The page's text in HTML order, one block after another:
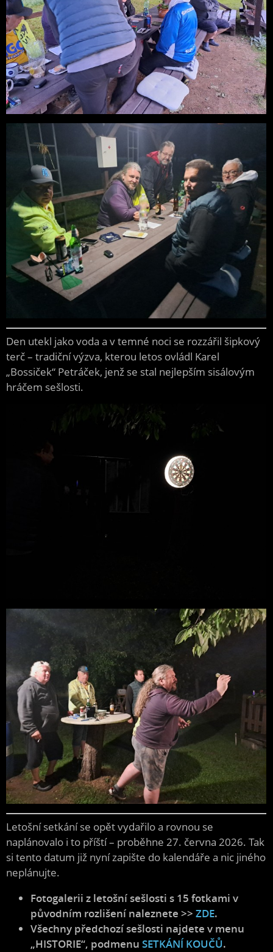
Den utekl jako voda a v temné noci se rozzářil šipkový
terč – tradiční výzva, kterou letos ovládl Karel
„Bossiček“ Petráček, jenž se stal nejlepším sisálovým
hráčem sešlosti.
Letošní setkání se opět vydařilo a rovnou se
naplánovalo i to příští – proběhne 27. června 2026. Tak
si tento datum již nyní zapište do kalendáře a nic jiného
neplánujte.
Fotogalerii z letošní sešlosti s 15 fotkami v
původním rozlišení naleznete >> ZDE.
Všechny předchozí sešlosti najdete v menu
„HISTORIE“, podmenu SETKÁNÍ KOUČŮ.